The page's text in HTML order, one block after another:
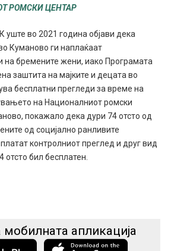
РОМСКИ ЦЕНТАР
во 2021 година објави дека
Куманово ги наплаќаат
на бремените жени, иако Програмата
заштита на мајките и децата во
бесплатни прегледи за време на
на Националниот ромски
покажало дека дури 74 отсто од
од социјално ранливите
контролниот преглед и друг вид
отсто бил бесплатен.
мобилната апликација